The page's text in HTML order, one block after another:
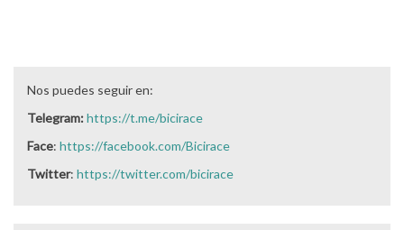
Nos puedes seguir en:
Telegram:https://t.me/bicirace
Face: https://facebook.com/Bicirace
Twitter: https://twitter.com/bicirace